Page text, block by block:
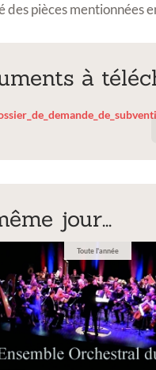
des pièces mentionnées
à
jour...
Toute l'année